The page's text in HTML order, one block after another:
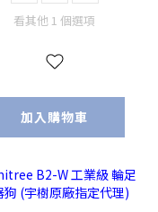
看其他 1 個選項
加入購物車